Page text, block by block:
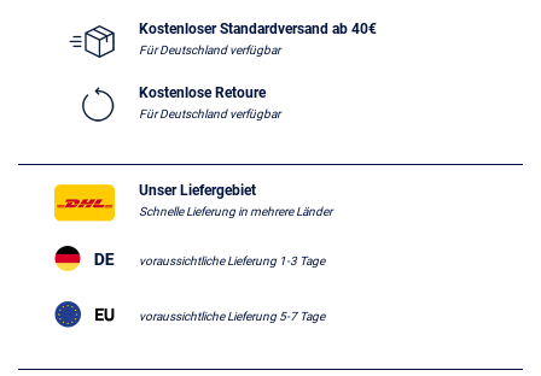
Kostenloser Standardversand ab 40€
Für Deutschland verfügbar
Kostenlose Retoure
Für Deutschland verfügbar
Unser Liefergebiet
Schnelle Lieferung in mehrere Länder
voraussichtliche Lieferung 1-3 Tage
voraussichtliche Lieferung 5-7 Tage